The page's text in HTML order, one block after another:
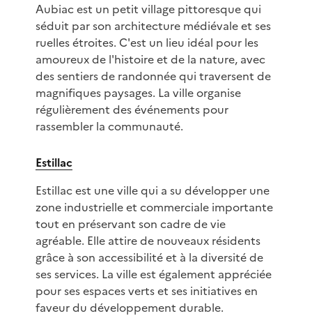
Aubiac est un petit village pittoresque qui
séduit par son architecture médiévale et ses
ruelles étroites. C'est un lieu idéal pour les
amoureux de l'histoire et de la nature, avec
des sentiers de randonnée qui traversent de
magnifiques paysages. La ville organise
régulièrement des événements pour
rassembler la communauté.
Estillac
Estillac est une ville qui a su développer une
zone industrielle et commerciale importante
tout en préservant son cadre de vie
agréable. Elle attire de nouveaux résidents
grâce à son accessibilité et à la diversité de
ses services. La ville est également appréciée
pour ses espaces verts et ses initiatives en
faveur du développement durable.